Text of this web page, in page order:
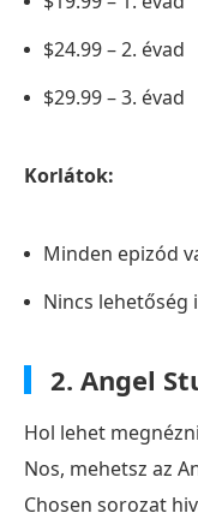
$24.99 – 2. évad
$29.99 – 3. évad
Korlátok:
Minden epizód
Nincs lehetőség
2. Angel
Hol lehet
Nos, mehetsz az
Chosen sorozat